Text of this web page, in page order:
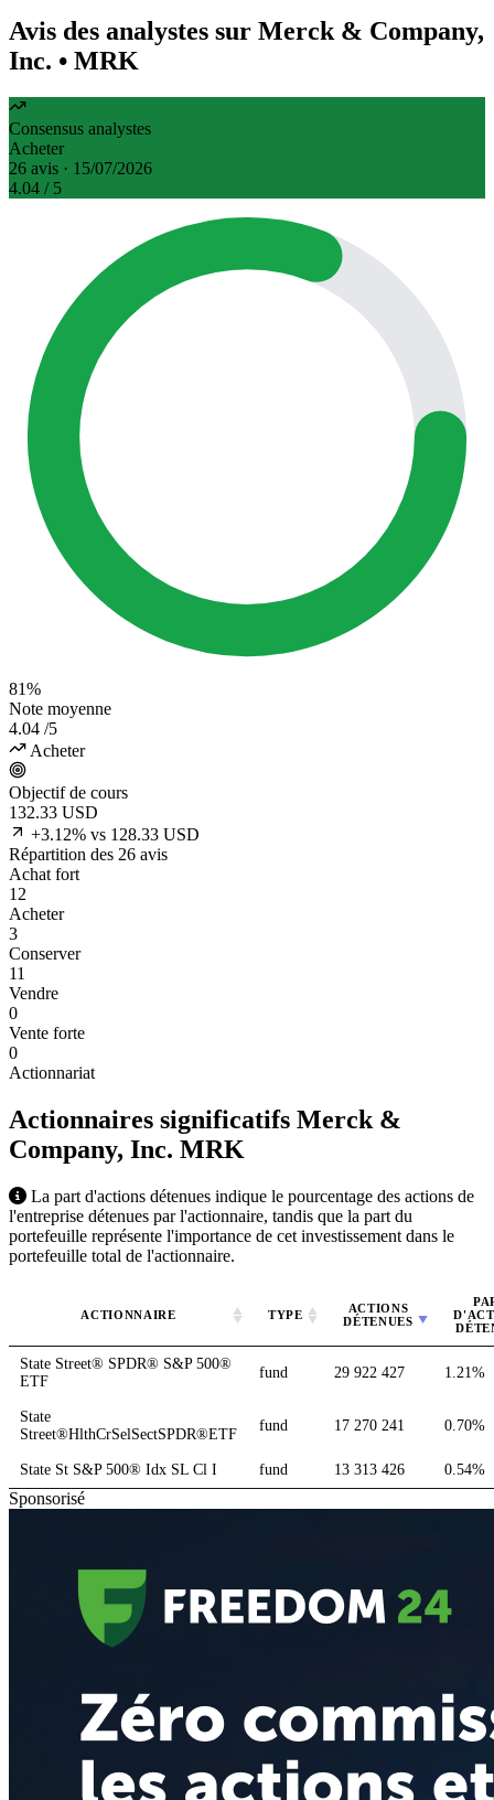
Avis des analystes sur Merck & Company,
Inc. • MRK
Consensus analystes
Acheter
26 avis · 15/07/2026
4.04 / 5
81%
Note moyenne
4.04 /5
Acheter
Objectif de cours
132.33 USD
+3.12% vs 128.33 USD
Répartition des 26 avis
Achat fort
12
Acheter
3
Conserver
11
Vendre
0
Vente forte
0
Actionnariat
Actionnaires significatifs Merck &
Company, Inc. MRK
La part d'actions détenues indique le pourcentage des actions de
l'entreprise détenues par l'actionnaire, tandis que la part du
portefeuille représente l'importance de cet investissement dans le
portefeuille total de l'actionnaire.
ACTIONNAIRE TYPE
ACTIONS
DÉTENUES
State Street® SPDR® S&P 500®
ETF
fund 29 922 427 1.21%
State
Street®HlthCrSelSectSPDR®ETF
fund 17 270 241 0.70%
State St S&P 500® Idx SL Cl I fund 13 313 426 0.54%
Sponsorisé